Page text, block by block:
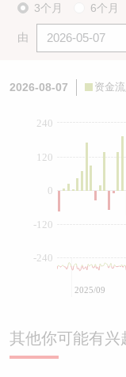
3个月 6个月
由
2026-08-07 资金流
0
-240
-120
120
240
2025/09
其他你可能有兴